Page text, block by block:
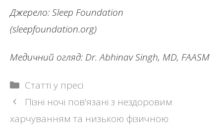
Джерело: Sleep Foundation
(sleepfoundation.org)
Медичний огляд: Dr. Abhinav Singh, MD, FAASM
Categories
Статті у пресі
PostПізні ночі пов’язані з нездоровим
харчуванням та низькою фізичною